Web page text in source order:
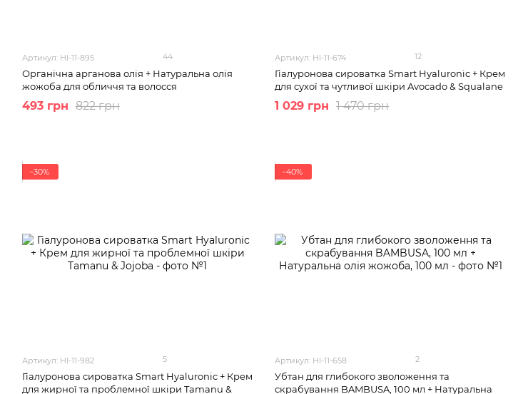
Артикул: HI-11-895 44
Органічна арганова олія + Натуральна олія
жожоба для обличчя та волосся
822 грн
493 грн
Артикул: HI-11-674 12
Гіалуронова сироватка Smart Hyaluronic + Крем
для сухої та чутливої шкіри Avocado & Squalane
1 470 грн
1 029 грн
−30%
Артикул: HI-11-982 5
Гіалуронова сироватка Smart Hyaluronic + Крем
для жирної та проблемної шкіри Tamanu &
−40%
Артикул: HI-11-658 2
Убтан для глибокого зволоження та
скрабування BAMBUSA, 100 мл + Натуральна